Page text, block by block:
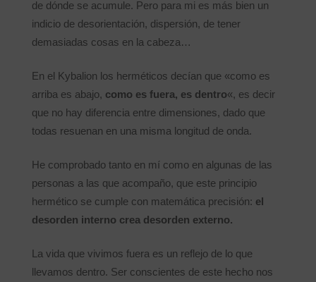
de dónde se acumule. Pero para mi es más bien un
indicio de desorientación, dispersión, de tener
demasiadas cosas en la cabeza…
En el Kybalion los herméticos decían que «como es
arriba es abajo, como es fuera, es dentro«, es decir
que no hay diferencia entre dimensiones, dado que
todas resuenan en una misma longitud de onda.
He comprobado tanto en mí como en algunas de las
personas a las que acompaño, que este principio
hermético se cumple con matemática precisión: el
desorden interno crea desorden externo.
La vida que vivimos fuera es un reflejo de lo que
llevamos dentro. Ser conscientes de este hecho nos